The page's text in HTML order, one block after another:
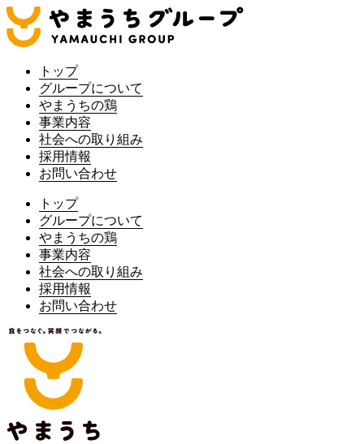
トップ
グループについて
やまうちの鶏
事業内容
社会への取り組み
採用情報
お問い合わせ
トップ
グループについて
やまうちの鶏
事業内容
社会への取り組み
採用情報
お問い合わせ